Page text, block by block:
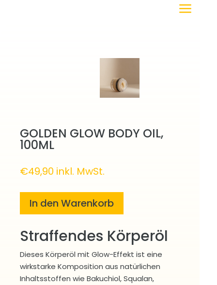
a
GOLDEN GLOW BODY OIL,
100ML
€49,90 inkl. MwSt.
In den Warenkorb
Straffendes Körperöl
Dieses Körperöl mit Glow-Effekt ist eine
wirkstarke Komposition aus natürlichen
Inhaltsstoffen wie Bakuchiol, Squalan,